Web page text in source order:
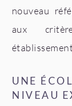
nouveau
aux
UNE
NIVEAU